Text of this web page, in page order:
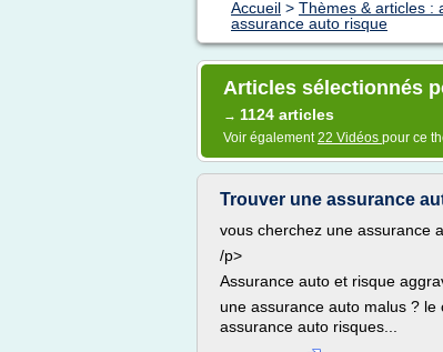
Accueil > Thèmes & articles :
assurance auto risque
Articles sélectionnés
→ 1124 articles
Voir également22 Vidéos pour ce
Trouver une assurance
vous cherchez une assurance
/p>
Assurance auto et risque
une assurance auto malus ?
assurance auto risques...